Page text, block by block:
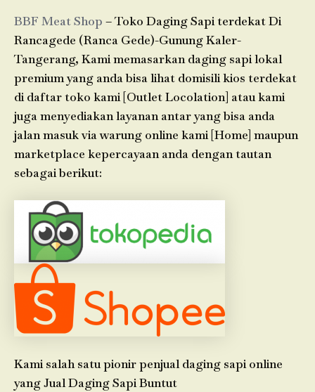
BBF Meat Shop – Toko Daging Sapi terdekat Di
Rancagede (Ranca Gede)-Gunung Kaler-
Tangerang, Kami memasarkan daging sapi lokal
premium yang anda bisa lihat domisili kios terdekat
di daftar toko kami [Outlet Locolation] atau kami
juga menyediakan layanan antar yang bisa anda
jalan masuk via warung online kami [Home] maupun
marketplace kepercayaan anda dengan tautan
sebagai berikut:
Kami salah satu pionir penjual daging sapi online
yang Jual Daging Sapi Buntut